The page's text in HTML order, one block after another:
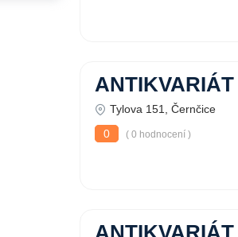
ANTIKVARIÁT
Tylova 151, Černčice
0
( 0 hodnocení )